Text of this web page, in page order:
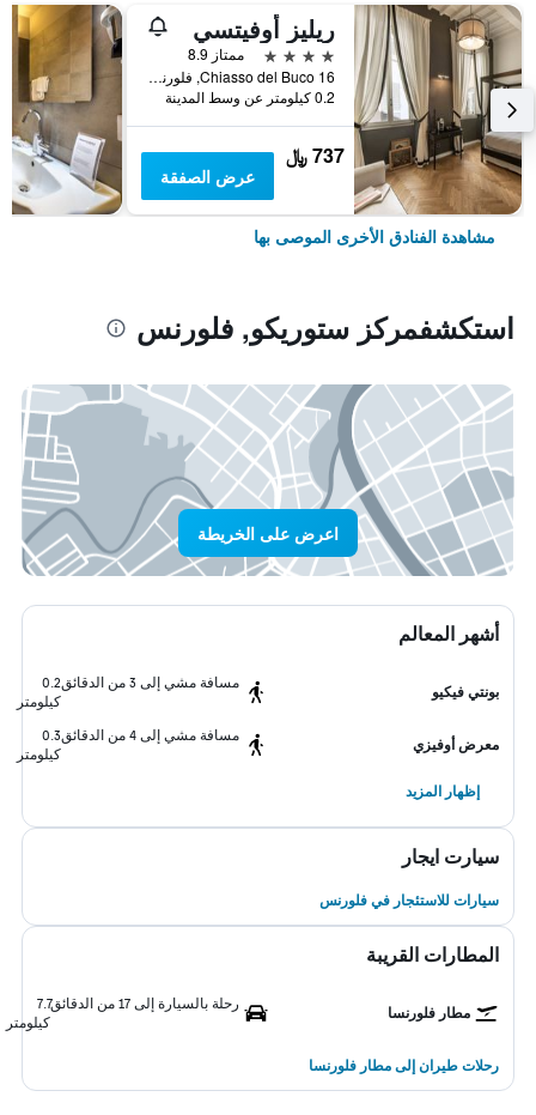
ريليز أوفيتسي
4 نجوم
ممتاز 8.9
Chiasso del Buco 16, فلورنس, توسكانا, إيطاليا
0.2 كيلومتر عن وسط المدينة
737 ﷼
عرض الصفقة
مشاهدة الفنادق الأخرى الموصى بها
استكشفمركز ستوريكو, فلورنس
اعرض على الخريطة
أشهر المعالم
بونتي فيكيو
مسافة مشي إلى 3 من الدقائق
0.2
كيلومتر
معرض أوفيزي
مسافة مشي إلى 4 من الدقائق
0.3
كيلومتر
إظهار المزيد
سيارت ايجار
سيارات للاستئجار في فلورنس
المطارات القريبة
مطار فلورنسا
رحلة بالسيارة إلى 17 من الدقائق
7.7
كيلومتر
رحلات طيران إلى مطار فلورنسا